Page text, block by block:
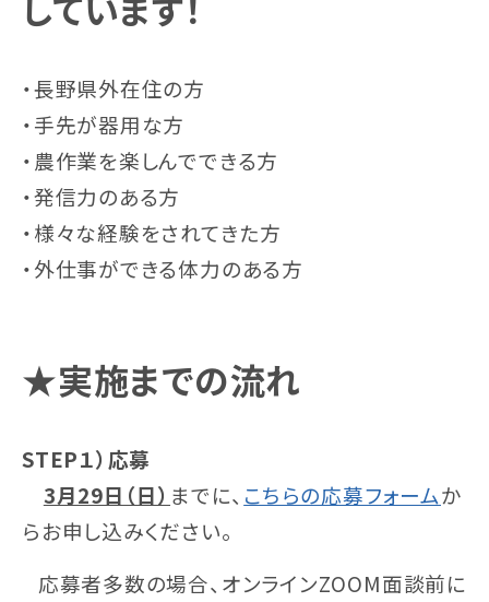
・長野県外在住の方
・手先が器用な方
・農作業を楽しんでできる方
・発信力のある方
・様々な経験をされてきた方
・外仕事ができる体力のある方
★実施までの流れ
STEP１）応募
3月29日（日） までに、 こちらの応募フォームか
らお申し込みください。
応募者多数の場合、オンラインZOOM面談前に